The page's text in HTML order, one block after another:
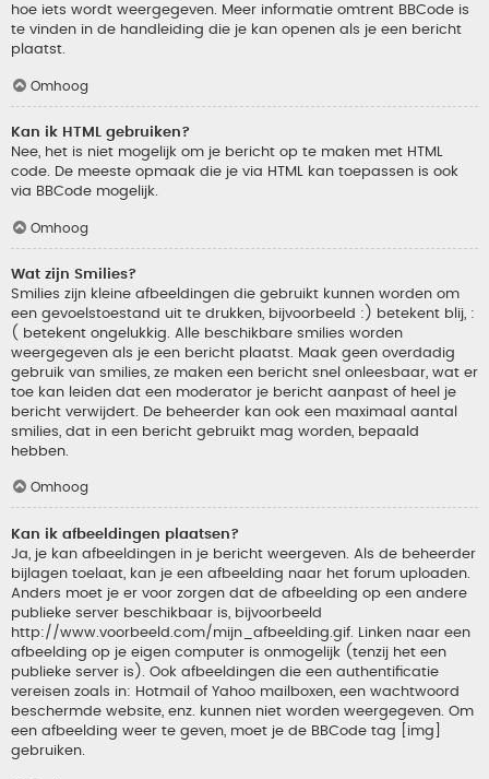
hoe iets wordt weergegeven. Meer informatie omtrent BBCode is
te vinden in de handleiding die je kan openen als je een bericht
plaatst.
Omhoog
Kan ik HTML gebruiken?
Nee, het is niet mogelijk om je bericht op te maken met HTML
code. De meeste opmaak die je via HTML kan toepassen is ook
via BBCode mogelijk.
Omhoog
Wat zijn Smilies?
Smilies zijn kleine afbeeldingen die gebruikt kunnen worden om
een gevoelstoestand uit te drukken, bijvoorbeeld :) betekent blij, :
( betekent ongelukkig. Alle beschikbare smilies worden
weergegeven als je een bericht plaatst. Maak geen overdadig
gebruik van smilies, ze maken een bericht snel onleesbaar, wat er
toe kan leiden dat een moderator je bericht aanpast of heel je
bericht verwijdert. De beheerder kan ook een maximaal aantal
smilies, dat in een bericht gebruikt mag worden, bepaald
hebben.
Omhoog
Kan ik afbeeldingen plaatsen?
Ja, je kan afbeeldingen in je bericht weergeven. Als de beheerder
bijlagen toelaat, kan je een afbeelding naar het forum uploaden.
Anders moet je er voor zorgen dat de afbeelding op een andere
publieke server beschikbaar is, bijvoorbeeld
http://www.voorbeeld.com/mijn_afbeelding.gif. Linken naar een
afbeelding op je eigen computer is onmogelijk (tenzij het een
publieke server is). Ook afbeeldingen die een authentificatie
vereisen zoals in: Hotmail of Yahoo mailboxen, een wachtwoord
beschermde website, enz. kunnen niet worden weergegeven. Om
een afbeelding weer te geven, moet je de BBCode tag [img]
gebruiken.